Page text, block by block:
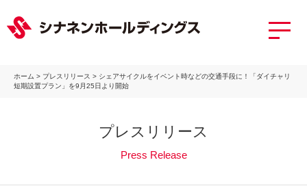
ホーム > プレスリリース > シェアサイクルをイベント時などの交通手段に！「ダイチャリ
短期設置プラン」を9月25日より開始
プレスリリース
Press Release